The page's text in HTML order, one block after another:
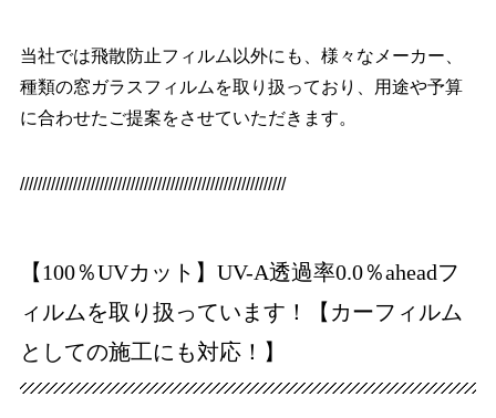
当社では飛散防止フィルム以外にも、様々なメーカー、
種類の窓ガラスフィルムを取り扱っており、用途や予算
に合わせたご提案をさせていただきます。
////////////////////////////////////////////////////////////
【100％UVカット】UV-A透過率0.0％aheadフ
ィルムを取り扱っています！【カーフィルム
としての施工にも対応！】